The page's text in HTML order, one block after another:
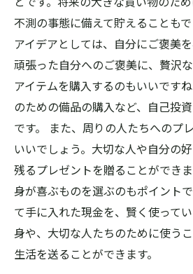
不測の事態に備えて貯えることも
アイデアとしては、自分にご褒美
頑張った自分へのご褒美に、贅沢
アイテムを購入するのもいいです
のための備品の購入など、自己投
です。 また、周りの人たちへのプ
いいでしょう。大切な人や自分の
残るプレゼントを贈ることができ
身が喜ぶものを選ぶのもポイント
て手に入れた現金を、賢く使って
身や、大切な人たちのために使う
生活を送ることができます。